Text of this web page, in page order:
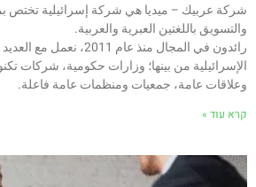
شركة عربيك – ميديا هي شركة إسرائيلية تختص
والتسويق باللغتين العبرية والعربية.
رائدون في المجال منذ عام
الإسرائيلية من بينها؛ وزارات حكومية، شركات
وعلاقات عامة، جمعيات ومنظمات عامة فاعلة.
קרא עוד »